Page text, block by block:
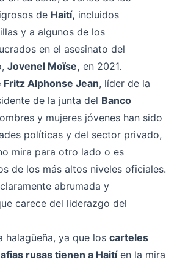
de Haití, incluidos
y a algunos de los
en el asesinato del
Jovenel Moïse, en 2021.
Fritz Alphonse Jean, líder de la
de la junta del Banco
y mujeres jóvenes han sido
políticas y del sector privado,
mira para otro lado o es
de los más altos niveles oficiales.
abrumada y
carece del liderazgo del
ya que los carteles
rusas tienen a Haitíen la mira